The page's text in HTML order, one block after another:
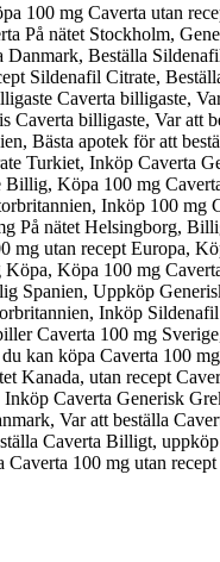
100 mg Caverta utan
På nätet Stockholm,
Beställa
Sildenafil Citrate,
Caverta billigaste,
billigaste, Var att
Bästa apotek för att
Turkiet, Inköp Caverta
Billig, Köpa 100 mg
Inköp 100 mg
På nätet Helsingborg,
utan recept Europa,
Köpa 100 mg
Spanien, Uppköp
Inköp
Caverta 100 mg
kan köpa Caverta 100
Kanada, utan recept
Caverta Generisk
Var att beställa
Caverta Billigt,
100 mg utan